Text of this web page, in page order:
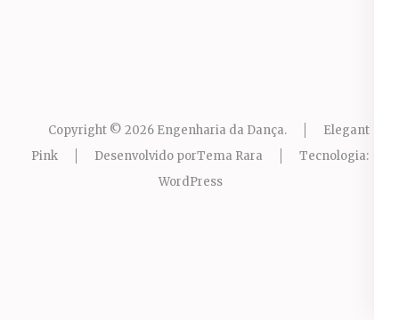
Copyright © 2026 Engenharia da Dança.
Elegant
Pink
Desenvolvido porTema Rara
Tecnologia:
WordPress